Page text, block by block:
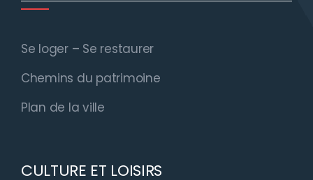
Se loger – Se restaurer
Chemins du patrimoine
Plan de la ville
CULTURE ET LOISIRS